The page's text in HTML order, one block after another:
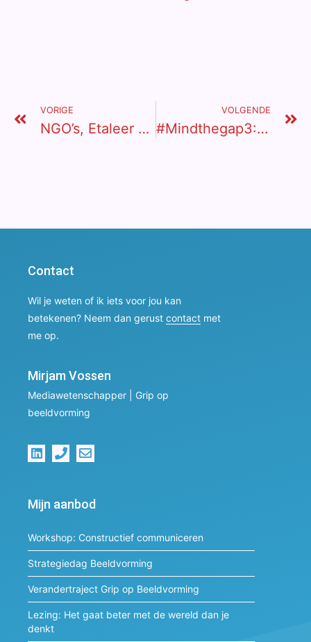
VORIGE
NGO’s, Etaleer Je Successen
VOLGENDE
#mindthegap3: Hoe Overleef Ik Giro555?
Contact
Wil je weten of ik iets voor jou kan
betekenen? Neem dan gerust contact met
me op.
Mirjam Vossen
Mediawetenschapper | Grip op
beeldvorming
Mijn aanbod
Workshop: Constructief communiceren
Strategiedag Beeldvorming
Verandertraject Grip op Beeldvorming
Lezing: Het gaat beter met de wereld dan je
denkt